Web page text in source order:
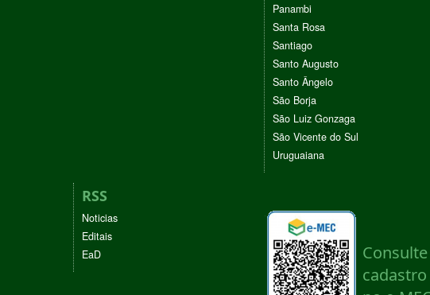
Panambi
Santa Rosa
Santiago
Santo Augusto
Santo Ângelo
São Borja
São Luiz Gonzaga
São Vicente do Sul
Uruguaiana
RSS
Noticias
Editais
EaD